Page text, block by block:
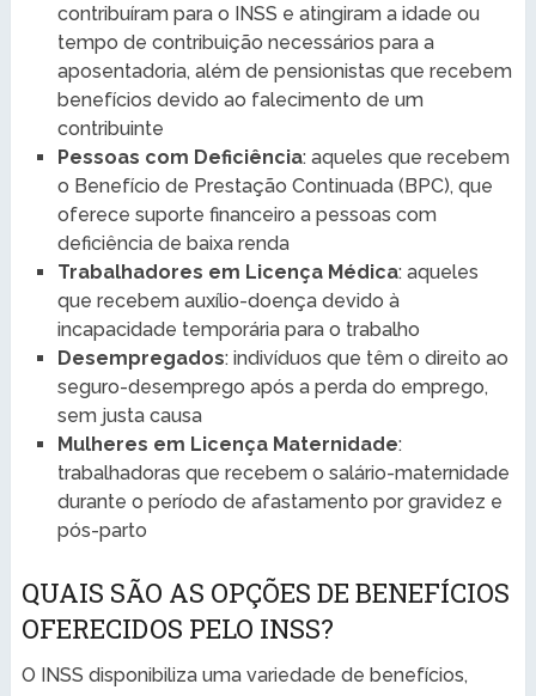
contribuíram para o INSS e atingiram a idade ou
tempo de contribuição necessários para a
aposentadoria, além de pensionistas que recebem
benefícios devido ao falecimento de um
contribuinte
Pessoas com Deficiência: aqueles que recebem
o Benefício de Prestação Continuada (BPC), que
oferece suporte financeiro a pessoas com
deficiência de baixa renda
Trabalhadores em Licença Médica: aqueles
que recebem auxílio-doença devido à
incapacidade temporária para o trabalho
Desempregados: indivíduos que têm o direito ao
seguro-desemprego após a perda do emprego,
sem justa causa
Mulheres em Licença Maternidade:
trabalhadoras que recebem o salário-maternidade
durante o período de afastamento por gravidez e
pós-parto
QUAIS SÃO AS OPÇÕES DE BENEFÍCIOS
OFERECIDOS PELO INSS?
O INSS disponibiliza uma variedade de benefícios,